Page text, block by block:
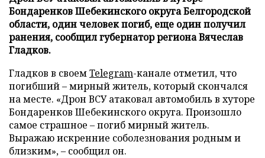
Бондаренков Шебекинского округа Белгородской
области, один человек погиб, еще один получил
ранения, сообщил губернатор региона Вячеслав
Гладков.
Гладков в своемTelegram-канале отметил, что
погибший – мирный житель, который скончался
на месте. «Дрон ВСУ атаковал автомобиль в хуторе
Бондаренков Шебекинского округа. Произошло
самое страшное – погиб мирный житель.
Выражаю искренние соболезнования родным и
близким», – сообщил он.